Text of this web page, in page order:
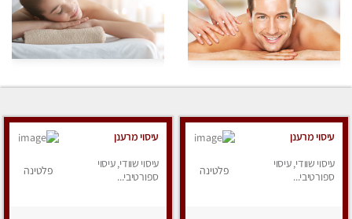
עיסוי מרענן
עיסוי שוודי, עיסוי
ספורטיבי...
פלטינה
עיסוי מרענן
עיסוי שוודי, עיסוי
ספורטיבי...
פלטינה